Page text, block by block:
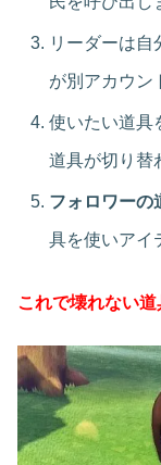
リーダーは自
が別アカウン
使いたい道具
道具が切り替
フォロワーの
具を使いアイ
これで壊れない道